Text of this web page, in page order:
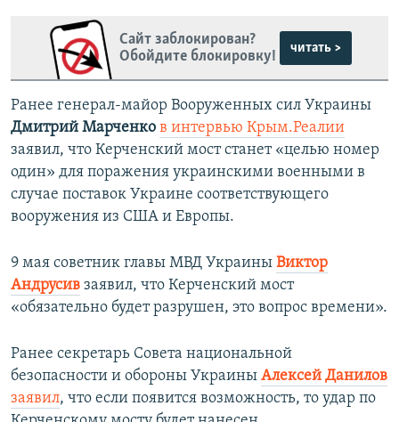
Сайт заблокирован?
Обойдите блокировку!
читать >
Ранее генерал-майор Вооруженных сил Украины
Дмитрий Марченко в интервью Крым.Реалии
заявил, что Керченский мост станет «целью номер
один» для поражения украинскими военными в
случае поставок Украине соответствующего
вооружения из США и Европы.
9 мая советник главы МВД Украины Виктор
Андрусив заявил, что Керченский мост
«обязательно будет разрушен, это вопрос времени».
Ранее секретарь Совета национальной
безопасности и обороны Украины Алексей Данилов
заявил, что если появится возможность, то удар по